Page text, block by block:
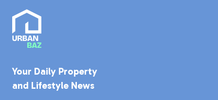
Your Daily Property
and Lifestyle News